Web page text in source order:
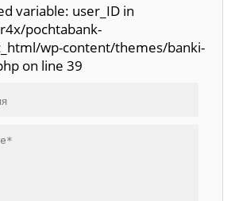
variable: user_ID in
pochtabank-
wp-content/themes/banki-
on line 39